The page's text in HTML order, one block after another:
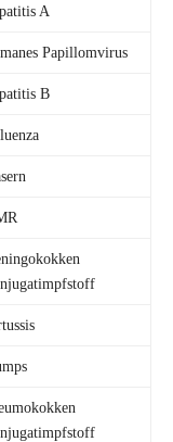
A
Papillomvirus
B